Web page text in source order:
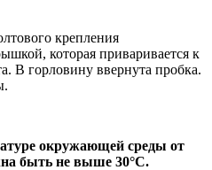
крепления
которая приваривается к
В горловину ввернута пробка.
окружающей среды от
быть не выше 30°С.